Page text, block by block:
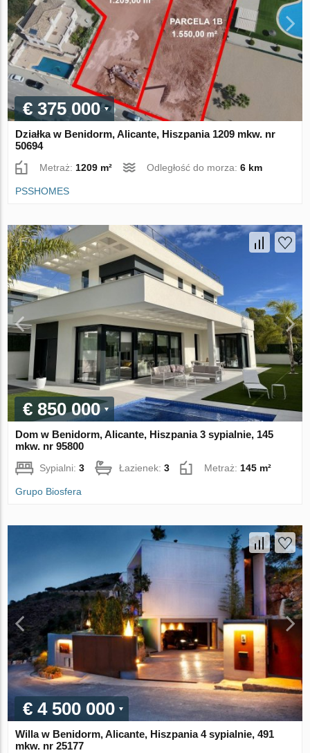
€ 375 000
Działka w Benidorm, Alicante, Hiszpania 1209 mkw. nr
50694
Metraż: 1209 m² Odległość do morza:6 km
PSSHOMES
€ 850 000
Dom w Benidorm, Alicante, Hiszpania 3 sypialnie, 145
mkw. nr 95800
Sypialni:3 Łazienek:3 Metraż: 145 m²
Grupo Biosfera
€ 4 500 000
Willa w Benidorm, Alicante, Hiszpania 4 sypialnie, 491
mkw. nr 25177